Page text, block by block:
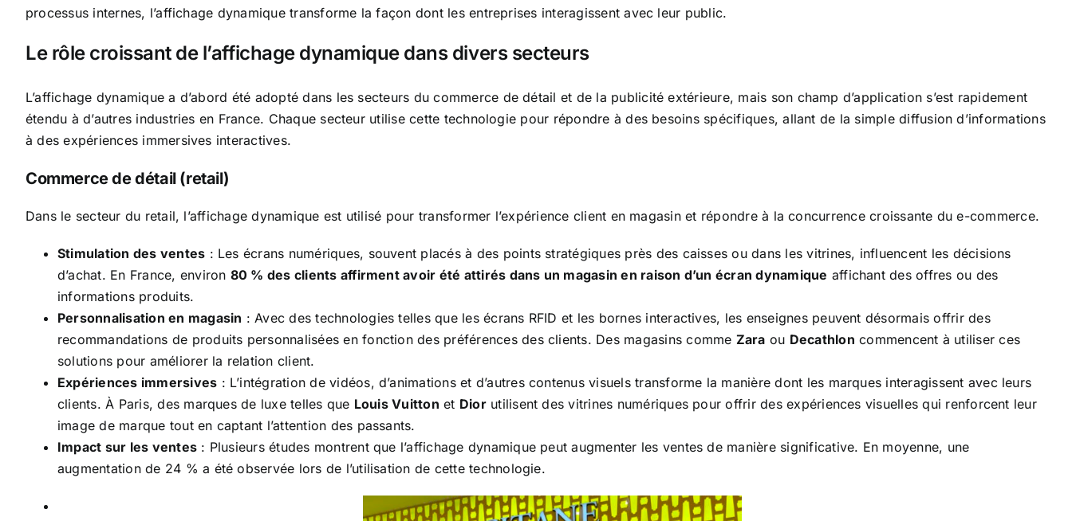
processus internes, l’affichage dynamique transforme la façon dont les entreprises interagissent avec leur public.
Le rôle croissant de l’affichage dynamique dans divers secteurs
L’affichage dynamique a d’abord été adopté dans les secteurs du commerce de détail et de la publicité extérieure, mais son champ d’application s’est rapidement
étendu à d’autres industries en France. Chaque secteur utilise cette technologie pour répondre à des besoins spécifiques, allant de la simple diffusion d’informations
à des expériences immersives interactives.
Commerce de détail (retail)
Dans le secteur du retail, l’affichage dynamique est utilisé pour transformer l’expérience client en magasin et répondre à la concurrence croissante du e-commerce.
Stimulation des ventes : Les écrans numériques, souvent placés à des points stratégiques près des caisses ou dans les vitrines, influencent les décisions
d’achat. En France, environ 80 % des clients affirment avoir été attirés dans un magasin en raison d’un écran dynamique affichant des offres ou des
informations produits.
Personnalisation en magasin : Avec des technologies telles que les écrans RFID et les bornes interactives, les enseignes peuvent désormais offrir des
recommandations de produits personnalisées en fonction des préférences des clients. Des magasins comme Zara ou Decathlon commencent à utiliser ces
solutions pour améliorer la relation client.
Expériences immersives : L’intégration de vidéos, d’animations et d’autres contenus visuels transforme la manière dont les marques interagissent avec leurs
clients. À Paris, des marques de luxe telles que Louis Vuitton et Diorutilisent des vitrines numériques pour offrir des expériences visuelles qui renforcent leur
image de marque tout en captant l’attention des passants.
Impact sur les ventes : Plusieurs études montrent que l’affichage dynamique peut augmenter les ventes de manière significative. En moyenne, une
augmentation de 24 % a été observée lors de l’utilisation de cette technologie.